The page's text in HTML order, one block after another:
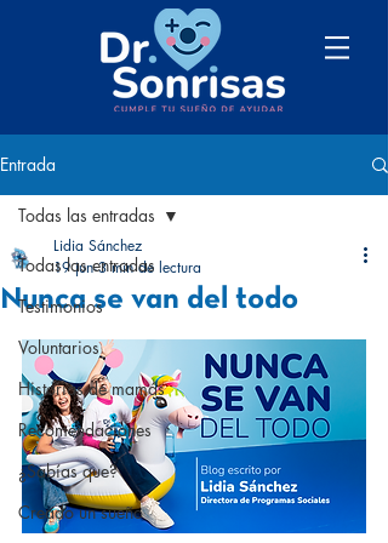
Entrada
Todas las entradas
Testimonios
Voluntarios
Historias de mamás
Recomendaciones
¿Sabías que?
Creado un sueño
Todas las entradas
Nunca se van del todo
Lidia Sánchez
19 jun 3 min de lectura